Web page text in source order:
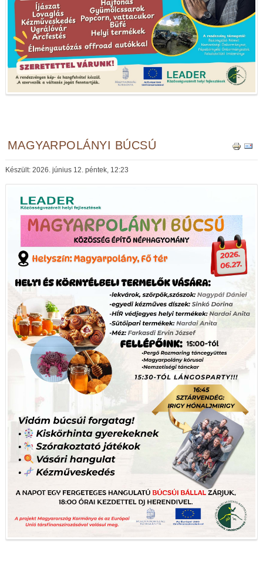
MAGYARPOLÁNYI BÚCSÚ
Készült: 2026. június 12. péntek, 12:23